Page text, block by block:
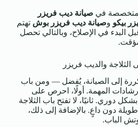
في صيانة ديب فريزر
بيكو وصيانة ديب فريزر بوش تهتم
البدء في الإصلاح، وبالتالي تحصل
والديب فريزر
إلى الصيانة، يُفضل — ومن باب
المهمة. أولًا، احرص على
دوري. ثانيًا، لا تفتح باب الثلاجة
دون داعٍ. بالإضافة إلى ذلك،
الباب.